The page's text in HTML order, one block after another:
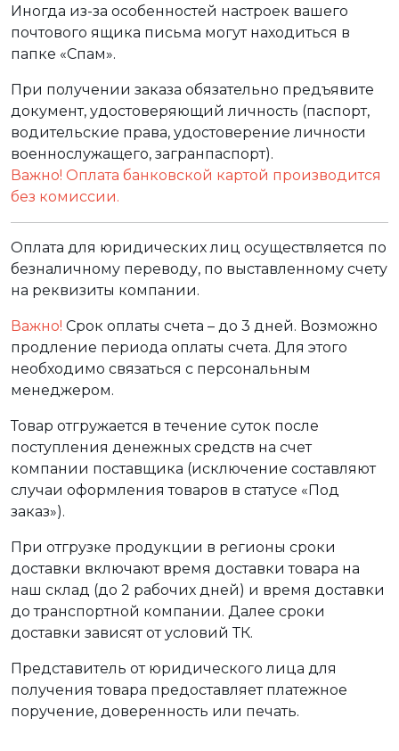
Иногда из-за особенностей настроек вашего
почтового ящика письма могут находиться в
папке «Спам».
При получении заказа обязательно предъявите
документ, удостоверяющий личность (паспорт,
водительские права, удостоверение личности
военнослужащего, загранпаспорт).
Важно! Оплата банковской картой производится
без комиссии.
Оплата для юридических лиц осуществляется по
безналичному переводу, по выставленному счету
на реквизиты компании.
Важно! Срок оплаты счета – до 3 дней. Возможно
продление периода оплаты счета. Для этого
необходимо связаться с персональным
менеджером.
Товар отгружается в течение суток после
поступления денежных средств на счет
компании поставщика (исключение составляют
случаи оформления товаров в статусе «Под
заказ»).
При отгрузке продукции в регионы сроки
доставки включают время доставки товара на
наш склад (до 2 рабочих дней) и время доставки
до транспортной компании. Далее сроки
доставки зависят от условий ТК.
Представитель от юридического лица для
получения товара предоставляет платежное
поручение, доверенность или печать.